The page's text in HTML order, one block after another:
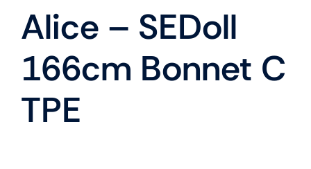
Alice – SEDoll
166cm Bonnet C
TPE